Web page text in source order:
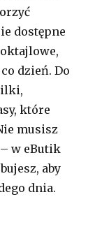
dostępne
dzień. Do
które
musisz
w eButik
aby
dnia.